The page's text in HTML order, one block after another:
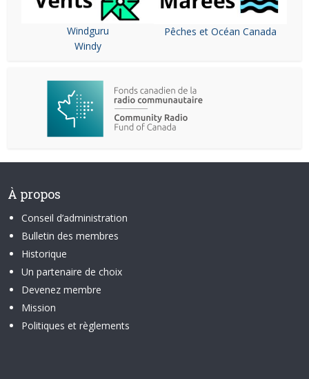
Windguru
Windy
Pêches et Océan Canada
À propos
Conseil d’administration
Bulletin des membres
Historique
Un partenaire de choix
Devenez membre
Mission
Politiques et règlements